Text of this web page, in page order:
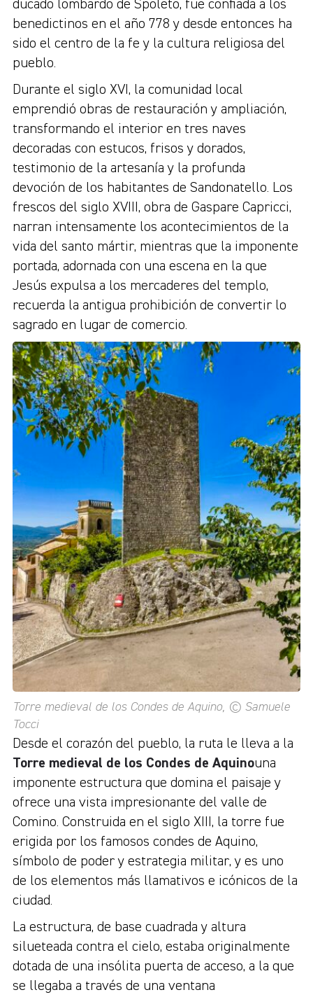
ducado lombardo de Spoleto, fue confiada a los
benedictinos en el año 778 y desde entonces ha
sido el centro de la fe y la cultura religiosa del
pueblo.
Durante el siglo XVI, la comunidad local
emprendió obras de restauración y ampliación,
transformando el interior en tres naves
decoradas con estucos, frisos y dorados,
testimonio de la artesanía y la profunda
devoción de los habitantes de Sandonatello. Los
frescos del siglo XVIII, obra de Gaspare Capricci,
narran intensamente los acontecimientos de la
vida del santo mártir, mientras que la imponente
portada, adornada con una escena en la que
Jesús expulsa a los mercaderes del templo,
recuerda la antigua prohibición de convertir lo
sagrado en lugar de comercio.
Torre medieval de los Condes de Aquino, © Samuele
Tocci
Desde el corazón del pueblo, la ruta le lleva a la
Torre medieval de los Condes de Aquinouna
imponente estructura que domina el paisaje y
ofrece una vista impresionante del valle de
Comino. Construida en el siglo XIII, la torre fue
erigida por los famosos condes de Aquino,
símbolo de poder y estrategia militar, y es uno
de los elementos más llamativos e icónicos de la
ciudad.
La estructura, de base cuadrada y altura
silueteada contra el cielo, estaba originalmente
dotada de una insólita puerta de acceso, a la que
se llegaba a través de una ventana